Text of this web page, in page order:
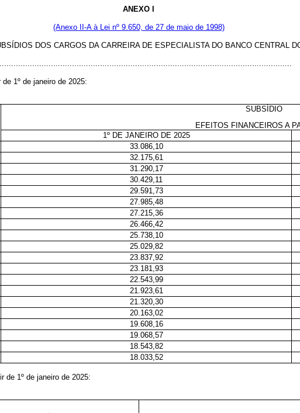
ANEXO I
(Anexo II-A à Lei nº 9.650, de 27 de maio de 1998)
DOS CARGOS DA CARREIRA DE ESPECIALISTA DO BANCO CENTRAL
1º de janeiro de 2025:
SUBSÍDIO
EFEITOS FINANCEIROS A
1º DE JANEIRO DE 2025
33.086,10
32.175,61
31.290,17
30.429,11
29.591,73
27.985,48
27.215,36
26.466,42
25.738,10
25.029,82
23.837,92
23.181,93
22.543,99
21.923,61
21.320,30
20.163,02
19.608,16
19.068,57
18.543,82
18.033,52
de 1º de janeiro de 2025: